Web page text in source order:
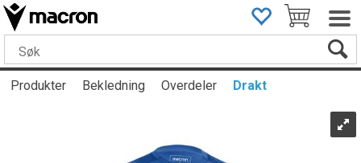
Produkter Bekledning Overdeler Drakt